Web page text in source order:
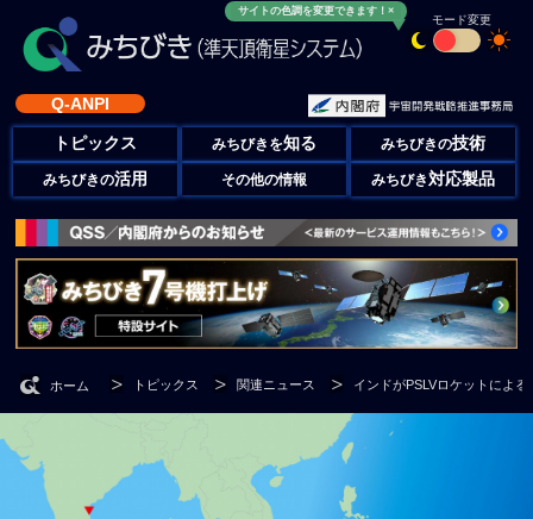
サイトの色調を変更できます！×
モード変更
Q-ANPI
トピックス みちびきを知る みちびきの技術
みちびきの活用 その他の情報 みちびき対応製品
ホーム トピックス 関連ニュース インドがPSLVロケットによ